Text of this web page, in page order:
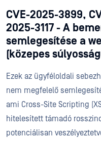
CVE-2025-3899,
2025-3117 - A
semlegesítése a
(közepes
Ezek az ügyféloldali
nem megfelelő
ami Cross-Site Scripting
hitelesített támadó
potenciálisan